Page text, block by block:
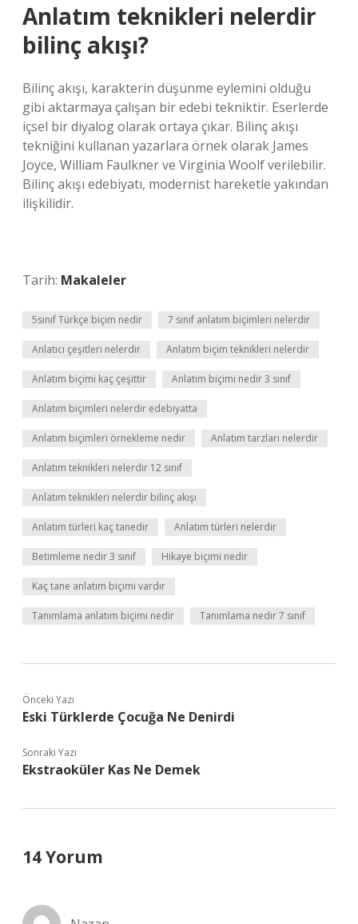
Anlatım teknikleri nelerdir
bilinç akışı?
Bilinç akışı, karakterin düşünme eylemini olduğu
gibi aktarmaya çalışan bir edebi tekniktir. Eserlerde
içsel bir diyalog olarak ortaya çıkar. Bilinç akışı
tekniğini kullanan yazarlara örnek olarak James
Joyce, William Faulkner ve Virginia Woolf verilebilir.
Bilinç akışı edebiyatı, modernist hareketle yakından
ilişkilidir.
Tarih: Makaleler
5sınıf Türkçe biçim nedir 7 sınıf anlatım biçimleri nelerdir
Anlatıcı çeşitleri nelerdir Anlatım biçim teknikleri nelerdir
Anlatım biçimi kaç çeşittir Anlatım biçimi nedir 3 sınıf
Anlatım biçimleri nelerdir edebiyatta
Anlatım biçimleri örnekleme nedir Anlatım tarzları nelerdir
Anlatım teknikleri nelerdir 12 sınıf
Anlatım teknikleri nelerdir bilinç akışı
Anlatım türleri kaç tanedir Anlatım türleri nelerdir
Betimleme nedir 3 sınıf Hikaye biçimi nedir
Kaç tane anlatım biçimi vardır
Tanımlama anlatım biçimi nedir Tanımlama nedir 7 sınıf
Önceki Yazı
Eski Türklerde Çocuğa Ne Denirdi
Sonraki Yazı
Ekstraoküler Kas Ne Demek
14 Yorum